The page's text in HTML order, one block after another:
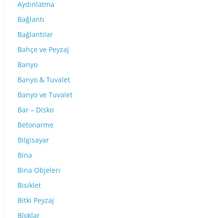
Aydınlatma
Bağlantı
Bağlantılar
Bahçe ve Peyzaj
Banyo
Banyo & Tuvalet
Banyo ve Tuvalet
Bar – Disko
Betonarme
Bilgisayar
Bina
Bina Objeleri
Bisiklet
Bitki Peyzaj
Bloklar